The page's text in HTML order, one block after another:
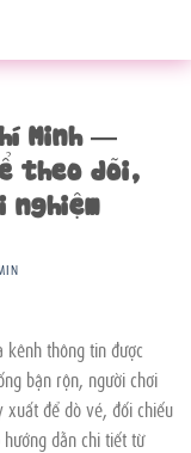
Minh —
theo dõi,
kênh thông tin được
bận rộn, người chơi
xuất để dò vé, đối chiếu
dẫn chi tiết từ